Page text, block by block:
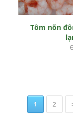
Tôm nõn
1 2